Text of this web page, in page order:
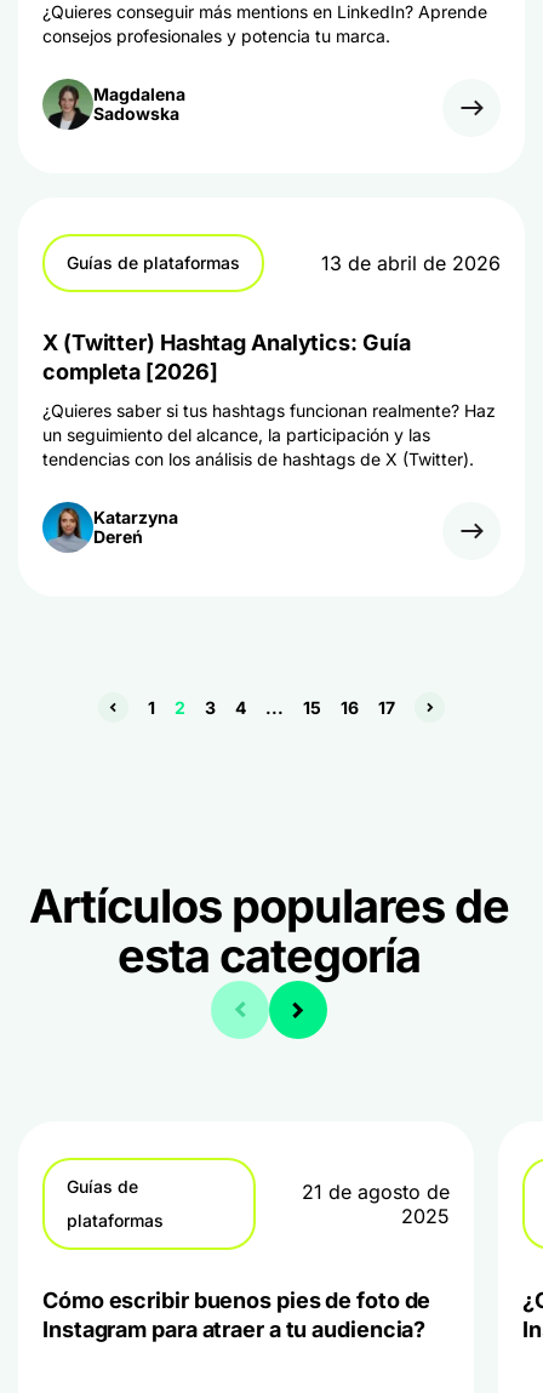
¿Quieres conseguir más mentions en LinkedIn? Aprende
consejos profesionales y potencia tu marca.
Magdalena
Sadowska
Guías de plataformas 13 de abril de 2026
X (Twitter) Hashtag Analytics: Guía
completa [2026]
¿Quieres saber si tus hashtags funcionan realmente? Haz
un seguimiento del alcance, la participación y las
tendencias con los análisis de hashtags de X (Twitter).
Katarzyna
Dereń
1 2 3 4 ... 15 16 17
Artículos populares de
esta categoría
Guías de
plataformas
21 de agosto de
2025
Cómo escribir buenos pies de foto de
Instagram para atraer a tu audiencia?